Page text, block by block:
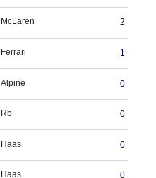
McLaren 2
Ferrari 1
Alpine 0
Rb 0
Haas 0
Haas 0